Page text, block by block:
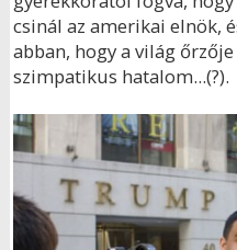
csinál az amerikai elnök,
abban, hogy a világ
szimpatikus hatalom...(?).